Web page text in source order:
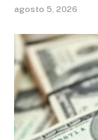
agosto 5, 2026